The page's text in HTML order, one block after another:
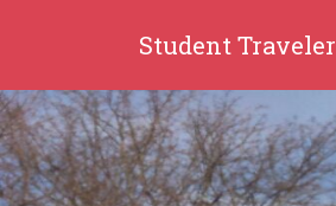
Student Traveler